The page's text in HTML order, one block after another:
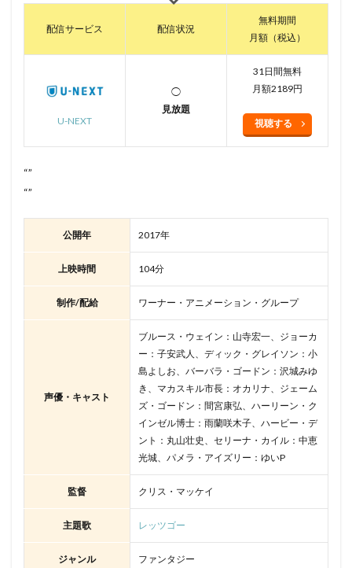
配信サービス 配信状況
無料期間
月額（税込）
U-NEXT
◯
見放題
31日間無料
月額2189円
視聴する
“”
“”
公開年 2017年
上映時間 104分
制作/配給 ワーナー・アニメーション・グループ
声優・キャスト
ブルース・ウェイン：山寺宏一、ジョーカ
ー：子安武人、ディック・グレイソン：小
島よしお、バーバラ・ゴードン：沢城みゆ
き、マカスキル市長：オカリナ、ジェーム
ズ・ゴードン：間宮康弘、ハーリーン・ク
インゼル博士：雨蘭咲木子、ハービー・デ
ント：丸山壮史、セリーナ・カイル：中恵
光城、パメラ・アイズリー：ゆいP
監督 クリス・マッケイ
主題歌 レッツゴー
ジャンル ファンタジー